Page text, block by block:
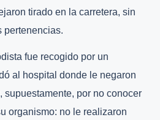
tirado en la carretera, sin
pertenencias.
fue recogido por un
al hospital donde le negaron
supuestamente, por no conocer
organismo: no le realizaron